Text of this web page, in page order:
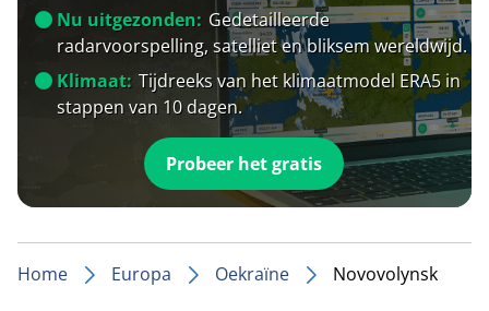
Nu uitgezonden: Gedetailleerde
radarvoorspelling, satelliet en bliksem wereldwijd.
Klimaat: Tijdreeks van het klimaatmodel ERA5 in
stappen van 10 dagen.
Probeer het gratis
Home Europa Oekraïne Novovolynsk